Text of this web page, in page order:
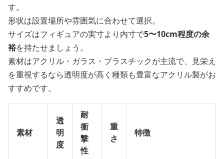
す。
形状は設置場所や雰囲気に合わせて選択。
サイズはフィギュアの実寸より内寸で5〜10cm程度の余
裕を持たせましょう。
素材はアクリル・ガラス・プラスチックが主流で、見栄え
を重視するなら透明度が高く種類も豊富なアクリル製がお
すすめです。
素材
透
明
度
耐
衝
撃
性
重
さ
特徴